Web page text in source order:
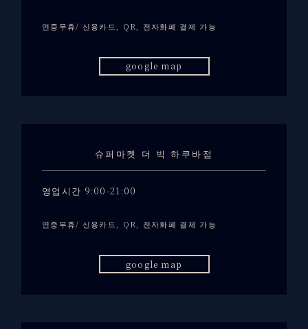
연중무휴/ 신용카드, QR, 전자화폐 결제 가능
google map
슈퍼마켓 더 빅 하쿠바점
영업시간 9:00-21:00
연중무휴/ 신용카드, QR, 전자화폐 결제 가능
google map